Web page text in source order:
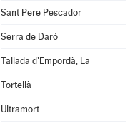
Sant Pere Pescador
Serra de Daró
Tallada d'Empordà, La
Tortellà
Ultramort